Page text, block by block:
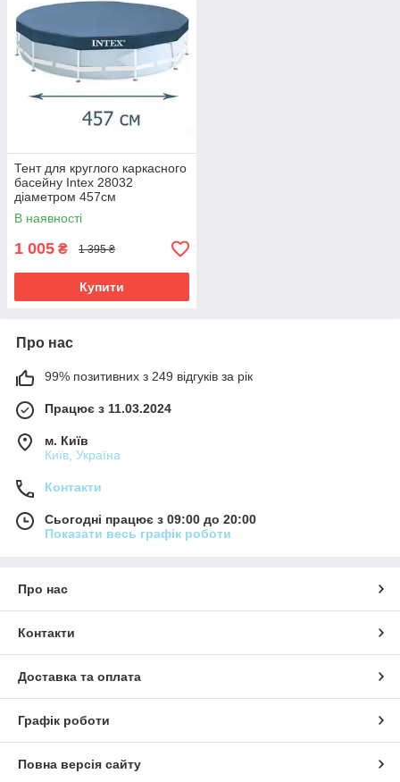
Тент для круглого каркасного
басейну Intex 28032
діаметром 457см
В наявності
1 005 ₴ 1 395 ₴
Купити
Про нас
99% позитивних з 249 відгуків за рік
Працює з 11.03.2024
м. Київ
Київ, Україна
Контакти
Сьогодні працює з 09:00 до 20:00
Показати весь графік роботи
Про нас
Контакти
Доставка та оплата
Графік роботи
Повна версія сайту